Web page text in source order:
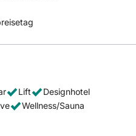
Lift
Designhotel
Wellness/Sauna